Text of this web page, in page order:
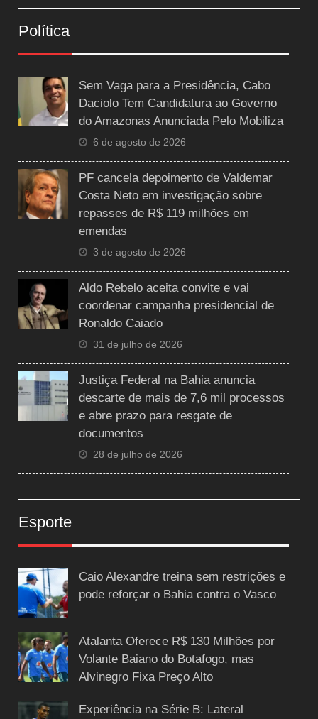
Política
Sem Vaga para a Presidência, Cabo
Daciolo Tem Candidatura ao Governo
do Amazonas Anunciada Pelo Mobiliza
6 de agosto de 2026
PF cancela depoimento de Valdemar
Costa Neto em investigação sobre
repasses de R$ 119 milhões em
emendas
3 de agosto de 2026
Aldo Rebelo aceita convite e vai
coordenar campanha presidencial de
Ronaldo Caiado
31 de julho de 2026
Justiça Federal na Bahia anuncia
descarte de mais de 7,6 mil processos
e abre prazo para resgate de
documentos
28 de julho de 2026
Esporte
Caio Alexandre treina sem restrições e
pode reforçar o Bahia contra o Vasco
Atalanta Oferece R$ 130 Milhões por
Volante Baiano do Botafogo, mas
Alvinegro Fixa Preço Alto
Experiência na Série B: Lateral